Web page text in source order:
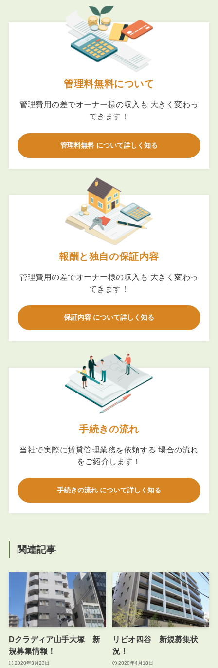
管理料無料について
管理費用の差でオーナー様の収入も 大きく変わっ
てきます！
管理料無料 について詳しく知る
報酬と独自の保証内容
管理費用の差でオーナー様の収入も 大きく変わっ
てきます！
保証内容 について詳しく知る
手続きの流れ
当社で実際に賃貸管理業務を依頼する 場合の流れ
をご紹介します！
手続きの流れ について詳しく知る
関連記事
Dクラディア山手大塚 新
規募集情報！
2020年3月23日
リビオ四谷 新規募集状
況！
2020年4月18日